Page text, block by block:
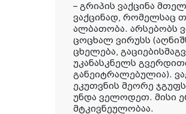
– გრიპის ვაქცინა
ვაქცინად, რომელსაც
ალბათობა. არსებობს
ცოცხალ ვირუსს
ცხელება,
უკანასკნელს
განეიტრალებულია).
ეკუთვნის მეორე
უნდა ველოდეთ. მისი
მტკივნეულობაა.